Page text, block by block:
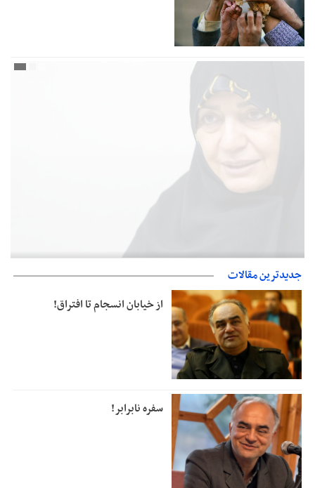
پزشکیان‌: بهترین زمان برای دستیابی به توافق شرایط کنونی است/از
حقوق ملت کوتاه نمی‌آییم
جدیدترین مقالات
از خیابان انسجام تا افتراق!
سفره نابرابر!